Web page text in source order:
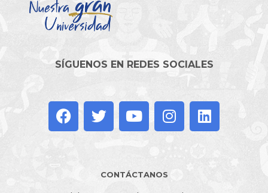
SÍGUENOS EN REDES SOCIALES
CONTÁCTANOS